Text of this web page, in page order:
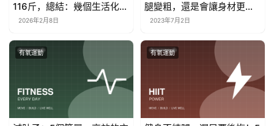
116斤，總結：幾個生活化減
脂行為
2026年2月8日
腿變粗，還是會讓身材更
好？
2023年7月2日
有氧運動 有氧運動